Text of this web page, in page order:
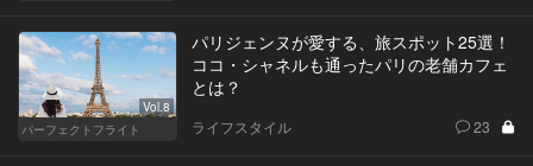
Vol.8
パーフェクトフライト
パリジェンヌが愛する、旅スポット25選！
ココ・シャネルも通ったパリの老舗カフェ
とは？
ライフスタイル 23